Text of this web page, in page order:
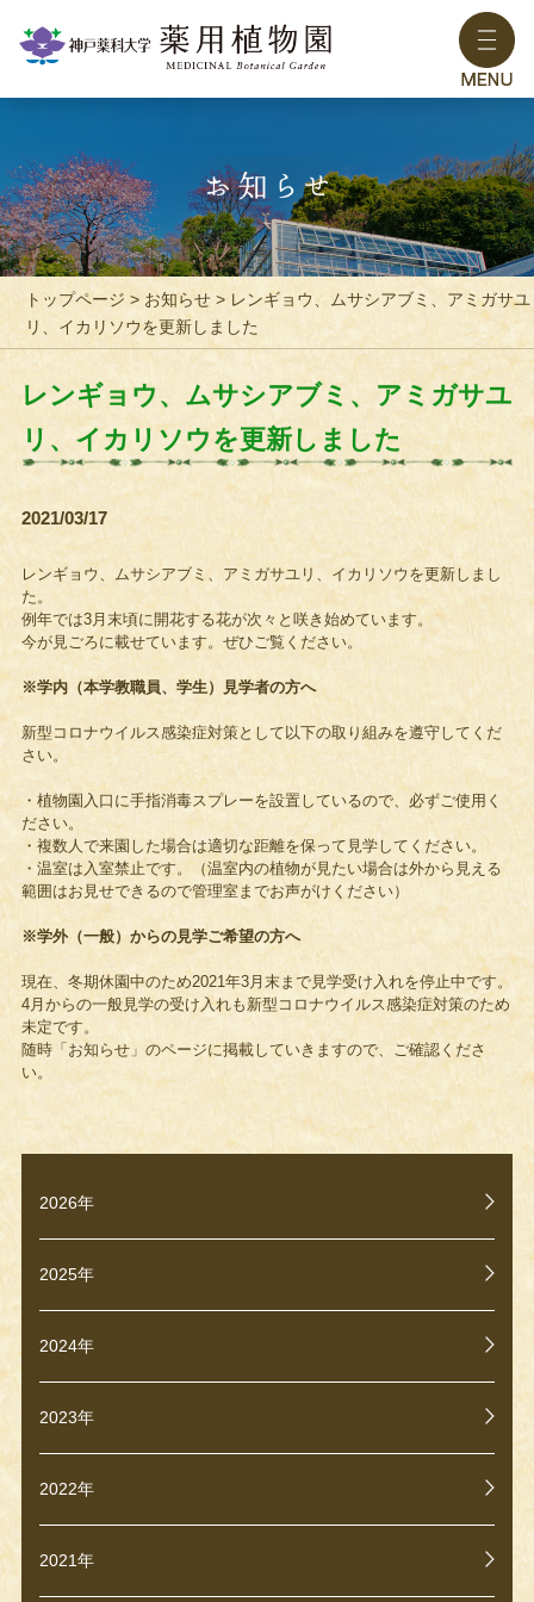
トップページ > お知らせ > レンギョウ、ムサシアブミ、アミガサユ
リ、イカリソウを更新しました
レンギョウ、ムサシアブミ、アミガサユ
リ、イカリソウを更新しました
2021/03/17
レンギョウ、ムサシアブミ、アミガサユリ、イカリソウを更新しまし
た。
例年では3月末頃に開花する花が次々と咲き始めています。
今が見ごろに載せています。ぜひご覧ください。
※学内（本学教職員、学生）見学者の方へ
新型コロナウイルス感染症対策として以下の取り組みを遵守してくだ
さい。
・植物園入口に手指消毒スプレーを設置しているので、必ずご使用く
ださい。
・複数人で来園した場合は適切な距離を保って見学してください。
・温室は入室禁止です。（温室内の植物が見たい場合は外から見える
範囲はお見せできるので管理室までお声がけください）
※学外（一般）からの見学ご希望の方へ
現在、冬期休園中のため2021年3月末まで見学受け入れを停止中です。
4月からの一般見学の受け入れも新型コロナウイルス感染症対策のため
未定です。
随時「お知らせ」のページに掲載していきますので、ご確認くださ
い。
2026年
2025年
2024年
2023年
2022年
2021年